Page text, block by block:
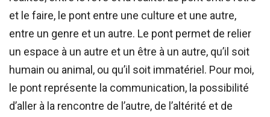
et le faire, le pont entre une culture et une autre,
entre un genre et un autre. Le pont permet de relier
un espace à un autre et un être à un autre, qu’il soit
humain ou animal, ou qu’il soit immatériel. Pour moi,
le pont représente la communication, la possibilité
d’aller à la rencontre de l’autre, de l’altérité et de